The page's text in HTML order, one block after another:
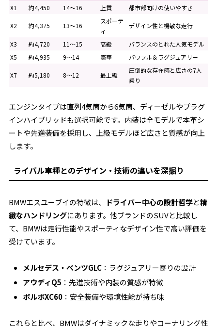
X1 約4,450 14～16 上質 都市部向けの使いやすさ
X2 約4,375 13～16
スポーテ
ィ
デザイン性と機敏な走行
X3 約4,720 11～15 高級
バランスのとれた人気モデル
X5
約4,935 9～14 豪華 パワフル＆ラグジュアリー
X7 約5,180 8～12 最上級
圧倒的な存在感と広さの7人
乗り
エンジンタイプは直列4気筒から6気筒、ディーゼルやプラグ
インハイブリッドも選択可能です。内装は全モデルで本革シ
ートや先進装備を採用し、上級モデルほど広さと質感が向上
します。
ライバル車種とのデザイン・技術の違いを深掘り
BMWエスユーブイの特徴は、 ドライバー中心の設計哲学と精
緻なハンドリングにあります。他ブランドのSUVと比較し
て、BMWは走行性能やスポーティなデザイン性で高い評価を
受けています。
メルセデス・ベンツGLC ：ラグジュアリー寄りの設計
アウディQ5 ：先進技術や内装の質感が特徴
ボルボXC60 ：安全装備や環境性能が持ち味
これらと比べ、BMWはダイナミックな走りやコーナリング性